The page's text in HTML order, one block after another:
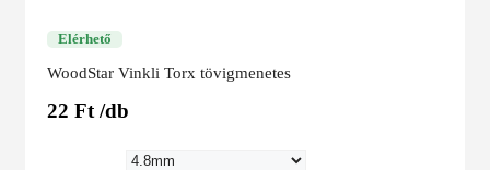
Elérhető
WoodStar Vinkli Torx tövigmenetes
22 Ft /db